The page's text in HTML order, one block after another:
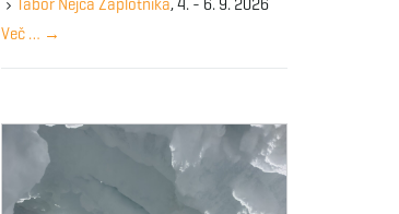
w
r
Tabor Nejca Zaplotnika, 4. - 6. 9. 2026
Več … →